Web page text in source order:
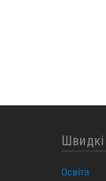
Освіта